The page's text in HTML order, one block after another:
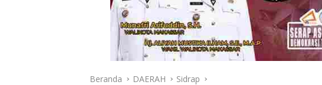
Beranda DAERAH Sidrap